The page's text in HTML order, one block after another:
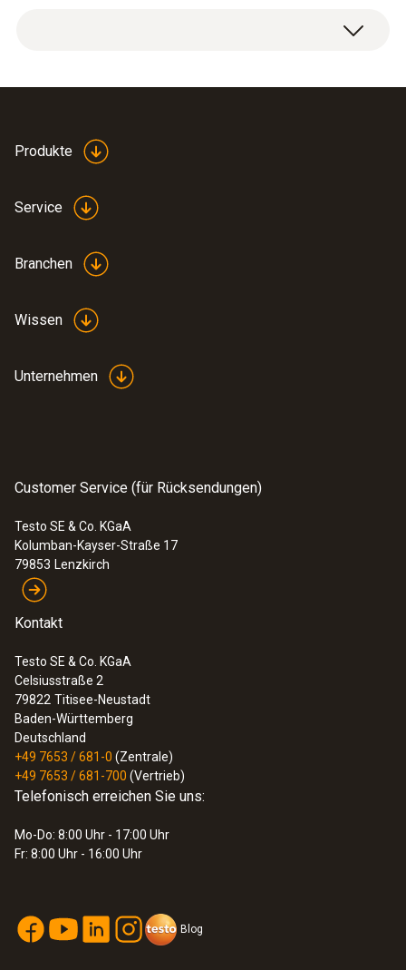
Kabelfühler(digital)
:0572 3320
4 Anschlüssen für Fühler mit TUC
Produkte
Service
Branchen
Wissen
Unternehmen
Customer Service (für Rücksendungen)
Testo SE & Co. KGaA
Kolumban-Kayser-Straße 17
79853 Lenzkirch
Kontakt
Testo SE & Co. KGaA
Celsiusstraße 2
79822 Titisee-Neustadt
Baden-Württemberg
Deutschland
+49 7653 / 681-0 (Zentrale)
+49 7653 / 681-700 (Vertrieb)
Telefonisch erreichen Sie uns:
Mo-Do: 8:00 Uhr - 17:00 Uhr
Fr: 8:00 Uhr - 16:00 Uhr
Blog